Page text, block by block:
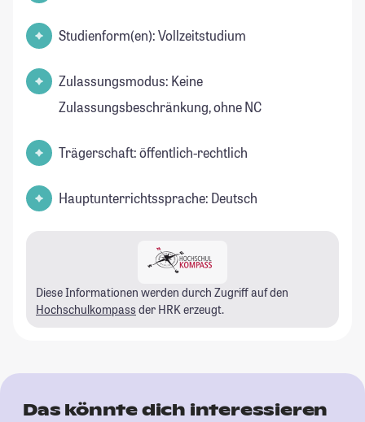
Studienform(en): Vollzeitstudium
Zulassungsmodus: Keine
Zulassungsbeschränkung, ohne NC
Trägerschaft: öffentlich-rechtlich
Hauptunterrichtssprache: Deutsch
Diese Informationen werden durch Zugriff auf den
Hochschulkompass der HRK erzeugt.
Das könnte dich interessieren